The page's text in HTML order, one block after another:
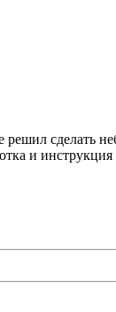
решил сделать
и